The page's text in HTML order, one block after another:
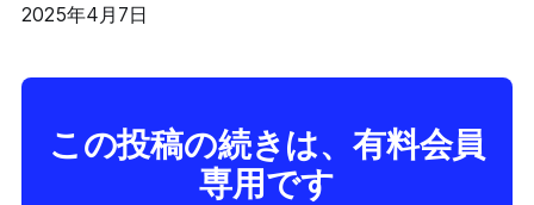
2025年4月7日
この投稿の続きは、有料会員
専用です